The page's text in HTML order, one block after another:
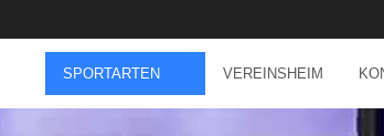
SPORTARTEN VEREINSHEIM